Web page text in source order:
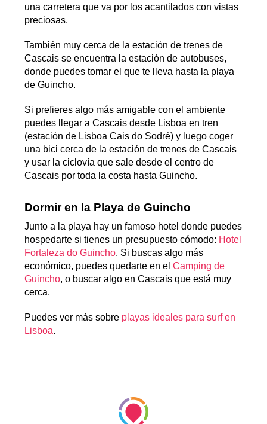
una carretera que va por los acantilados con vistas
preciosas.
También muy cerca de la estación de trenes de
Cascais se encuentra la estación de autobuses,
donde puedes tomar el que te lleva hasta la playa
de Guincho.
Si prefieres algo más amigable con el ambiente
puedes llegar a Cascais desde Lisboa en tren
(estación de Lisboa Cais do Sodré) y luego coger
una bici cerca de la estación de trenes de Cascais
y usar la ciclovía que sale desde el centro de
Cascais por toda la costa hasta Guincho.
Dormir en la Playa de Guincho
Junto a la playa hay un famoso hotel donde puedes
hospedarte si tienes un presupuesto cómodo: Hotel
Fortaleza do Guincho. Si buscas algo más
económico, puedes quedarte en elCamping de
Guincho, o buscar algo en Cascais que está muy
cerca.
Puedes ver más sobre playas ideales para surf en
Lisboa.